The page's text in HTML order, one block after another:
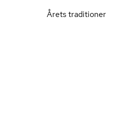
Årets traditioner